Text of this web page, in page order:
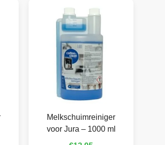
Melkschuimreiniger
voor Jura – 1000 ml